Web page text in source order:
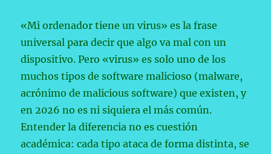
«Mi ordenador tiene un virus» es la frase
universal para decir que algo va mal con un
dispositivo. Pero «virus» es solo uno de los
muchos tipos de software malicioso (malware,
acrónimo de malicious software) que existen, y
en 2026 no es ni siquiera el más común.
Entender la diferencia no es cuestión
académica: cada tipo ataca de forma distinta, se